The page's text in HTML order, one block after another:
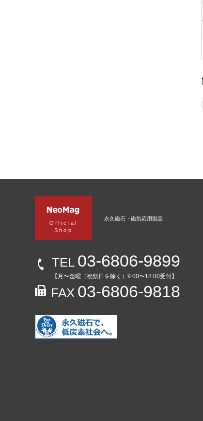
Official
Shop
永久磁石・磁気応用製品
TEL 03-6806-9899
【月〜金曜（祝祭日を除く）9:00〜18:00受付】
FAX 03-6806-9818